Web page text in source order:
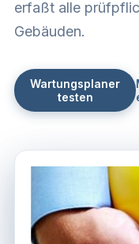
erfaßt alle
Gebäuden.
Wartungsplaner
testen